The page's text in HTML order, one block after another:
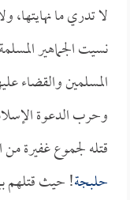
لا تدري ما نهايتها،
نسيت الجماهير
المسلمين والقضاء
وحرب الدعوة
قتله لجموع غفيرة من
حلبجة! حيث قتلهم